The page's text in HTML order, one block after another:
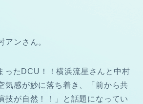
アンさん。
ったDCU！！横浜流星さんと中村
気感が妙に落ち着き、「前から共
技が自然！！」と話題になってい